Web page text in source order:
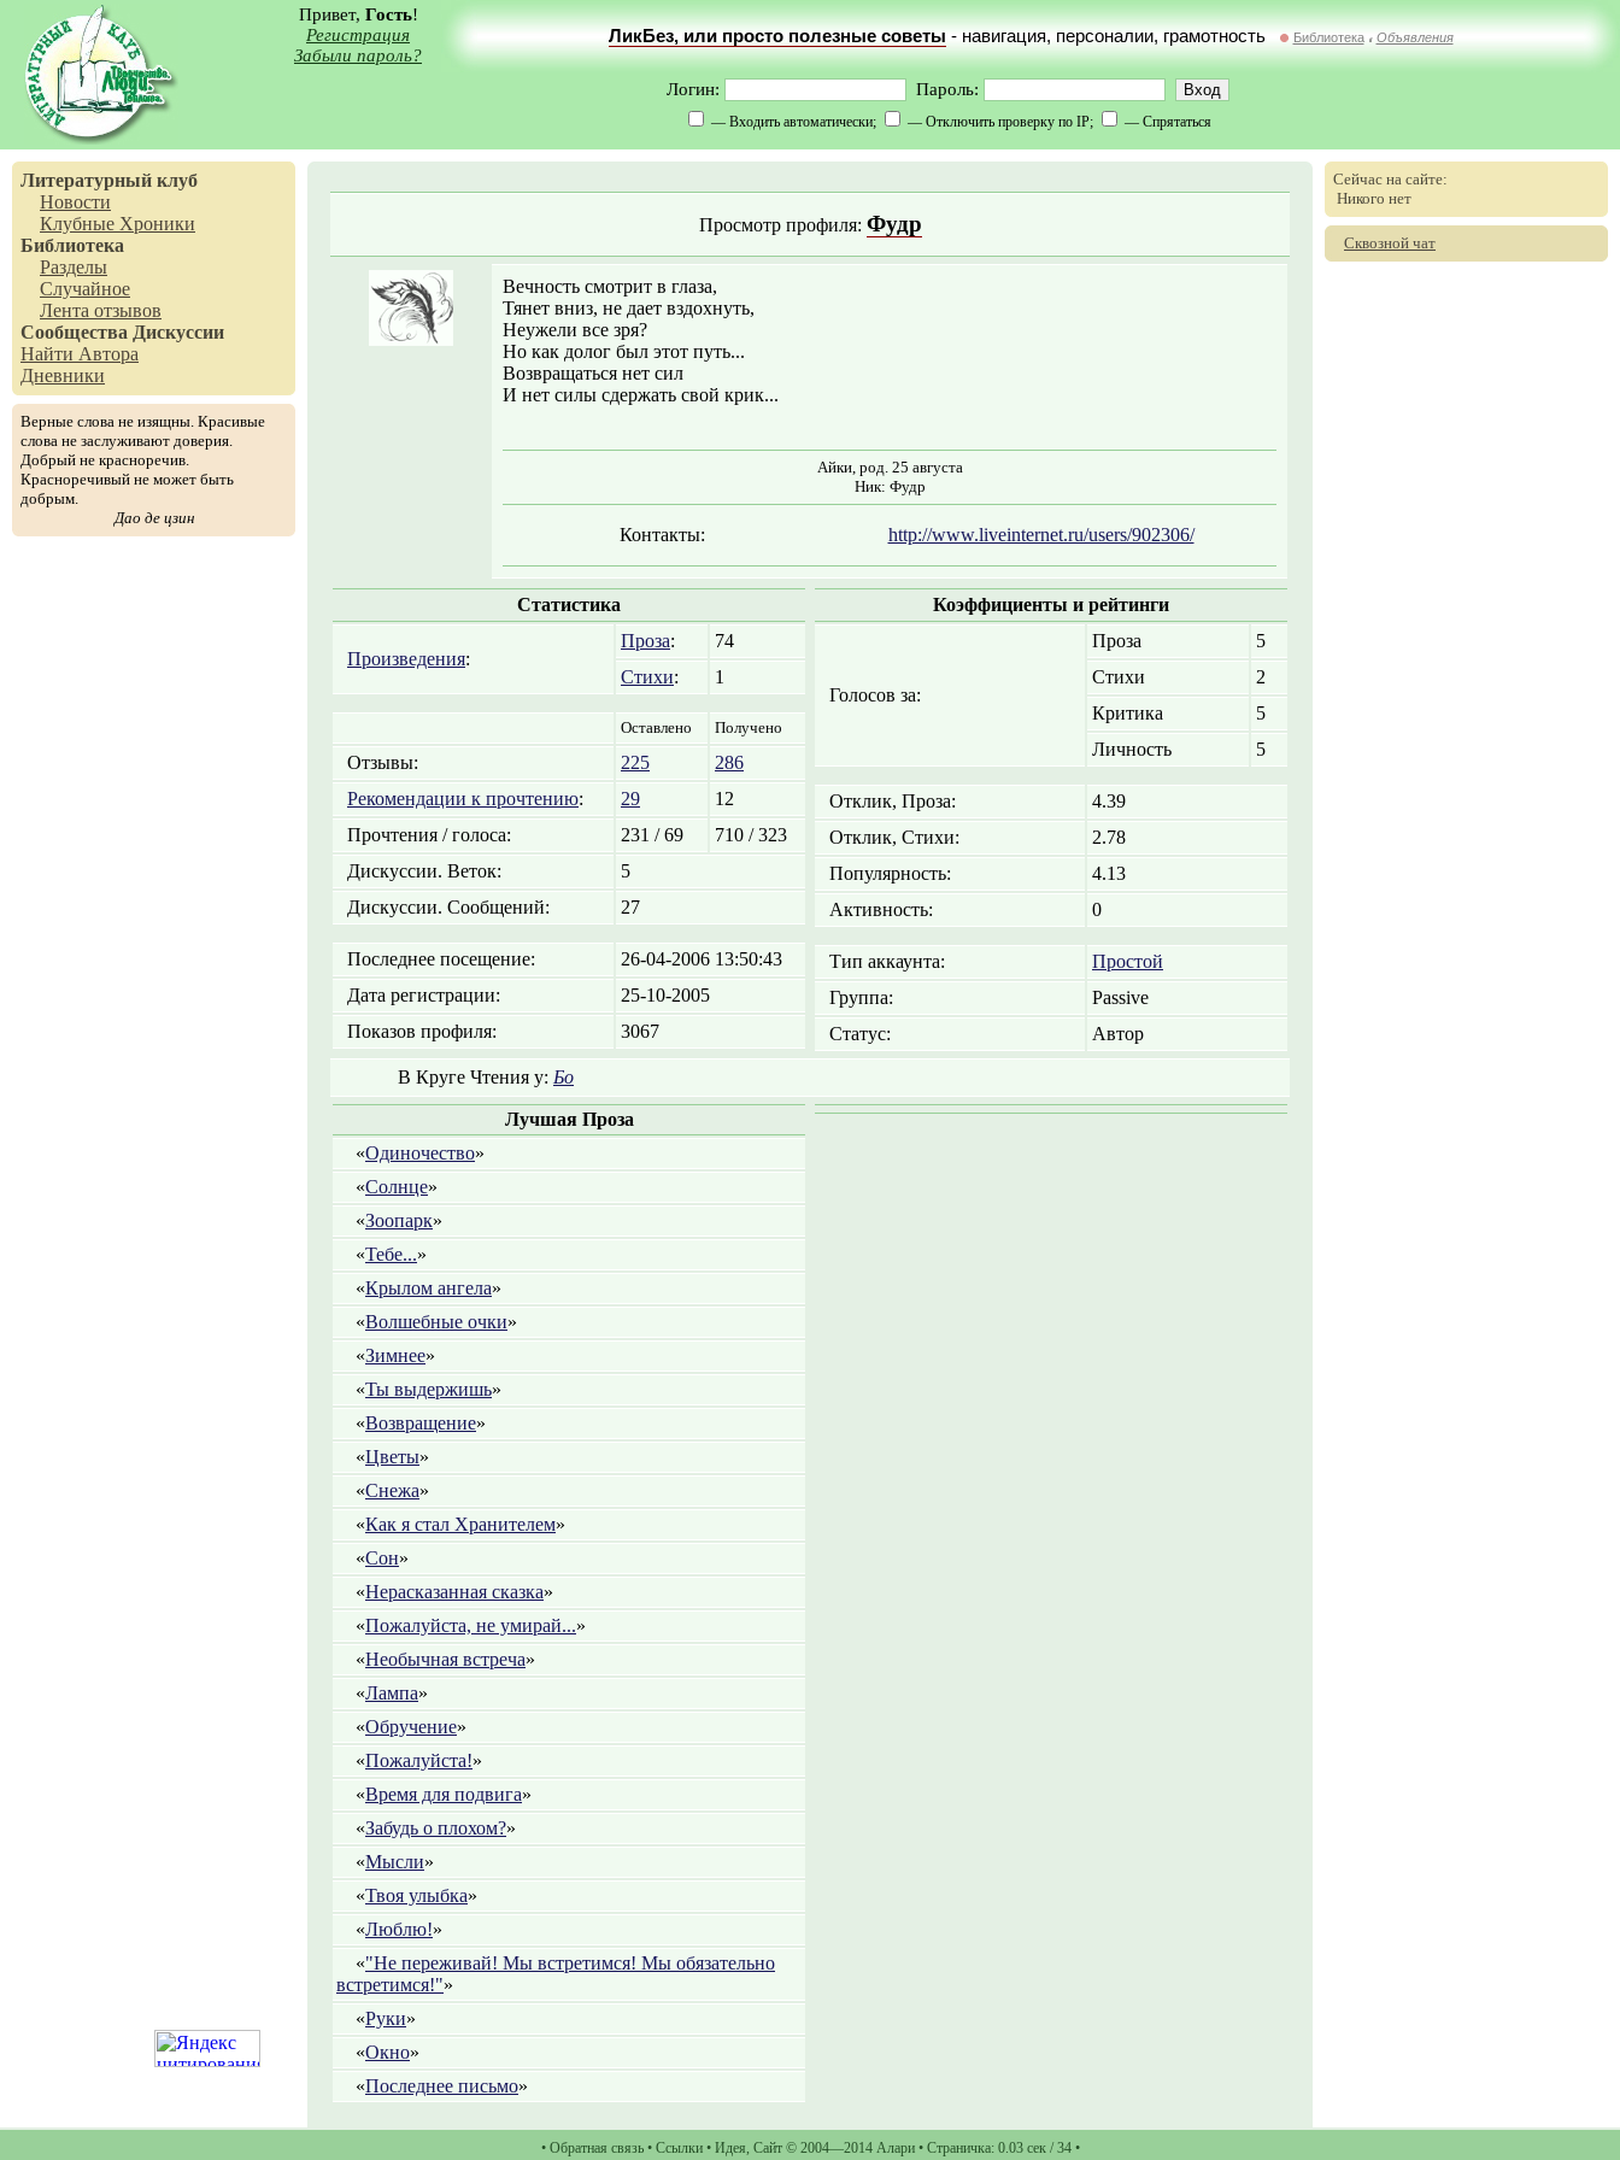
Привет, Гость!
Регистрация
Забыли пароль?
ЛикБез, или просто полезные советы - навигация, персоналии, грамотность Библиотека // Объявления
Логин: Пароль:
— Входить автоматически; — Отключить проверку по IP; — Спрятаться
Литературный клуб
Новости
Клубные Хроники
Библиотека
Разделы
Случайное
Лента отзывов
Сообщества Дискуссии
Найти Автора
Дневники
Верные слова не изящны. Красивые
слова не заслуживают доверия.
Добрый не красноречив.
Красноречивый не может быть
добрым.
Дао де цзин
Просмотр профиля: Фудр
Вечность смотрит в глаза,
Тянет вниз, не дает вздохнуть,
Неужели все зря?
Но как долог был этот путь...
Возвращаться нет сил
И нет силы сдержать свой крик...
Айки, род. 25 августа
Ник: Фудр
Контакты: http://www.liveinternet.ru/users/902306/
Статистика
Произведения:
Проза:
74
Стихи: 1
Оставлено Получено
Отзывы: 225
286
Рекомендации к прочтению: 29
12
Прочтения / голоса:
231 / 69
710 / 323
Дискуссии. Веток:
5
Дискуссии. Сообщений:
27
Последнее посещение:
26-04-2006 13:50:43
Дата регистрации:
25-10-2005
Показов профиля:
3067
Коэффициенты и рейтинги
Голосов за:
Проза
5
Стихи
2
Критика
5
Личность
5
Отклик, Проза:
4.39
Отклик, Стихи:
2.78
Популярность:
4.13
Активность:
0
Тип аккаунта:
Простой
Группа:
Passive
Статус:
Автор
В Круге Чтения у: Бо
Лучшая Проза
«Одиночество»
«Солнце»
«Зоопарк»
«Тебе...»
«Крылом ангела»
«Волшебные очки»
«Зимнее»
«Ты выдержишь»
«Возвращение»
«Цветы»
«Снежа»
«Как я стал Хранителем»
«Сон»
«Нерасказанная сказка»
«Пожалуйста, не умирай...»
«Необычная встреча»
«Лампа»
«Обручение»
«Пожалуйста!»
«Время для подвига»
«Забудь о плохом?»
«Мысли»
«Твоя улыбка»
«Люблю!»
«"Не переживай! Мы встретимся! Мы обязательно
встретимся!"»
«Руки»
«Окно»
«Последнее письмо»
Сейчас на сайте:
Никого нет
Сквозной чат
• Обратная связь• Ссылки• Идея, Сайт© 2004—2014 Алари• Страничка: 0.03 сек / 34 •